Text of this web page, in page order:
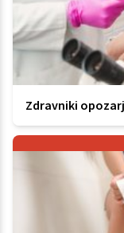
Zdravniki